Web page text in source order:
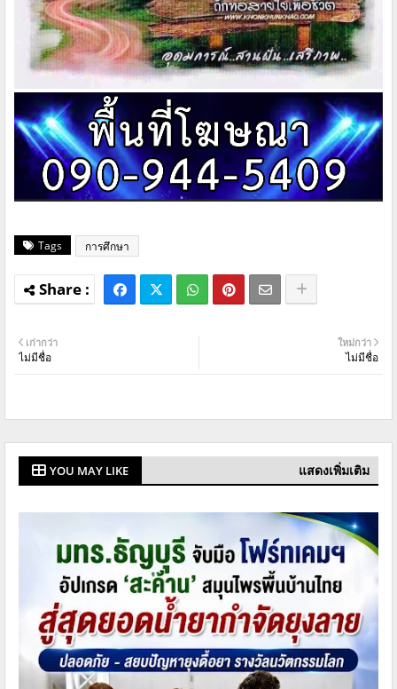
Tags การศึกษา
ใหม่กว่า
ไม่มีชื่อ
เก่ากว่า
ไม่มีชื่อ
YOU MAY LIKE แสดงเพิ่มเติม